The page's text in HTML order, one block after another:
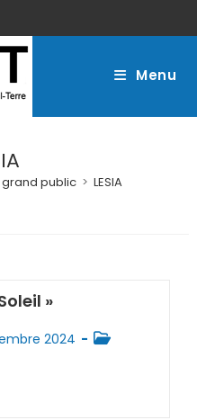
Menu
public > LESIA
»
2024